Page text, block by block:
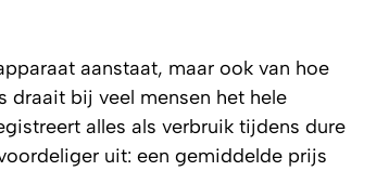
aanstaat, maar ook van hoe
draait bij veel mensen het hele
alles als verbruik tijdens dure
uit: een gemiddelde prijs